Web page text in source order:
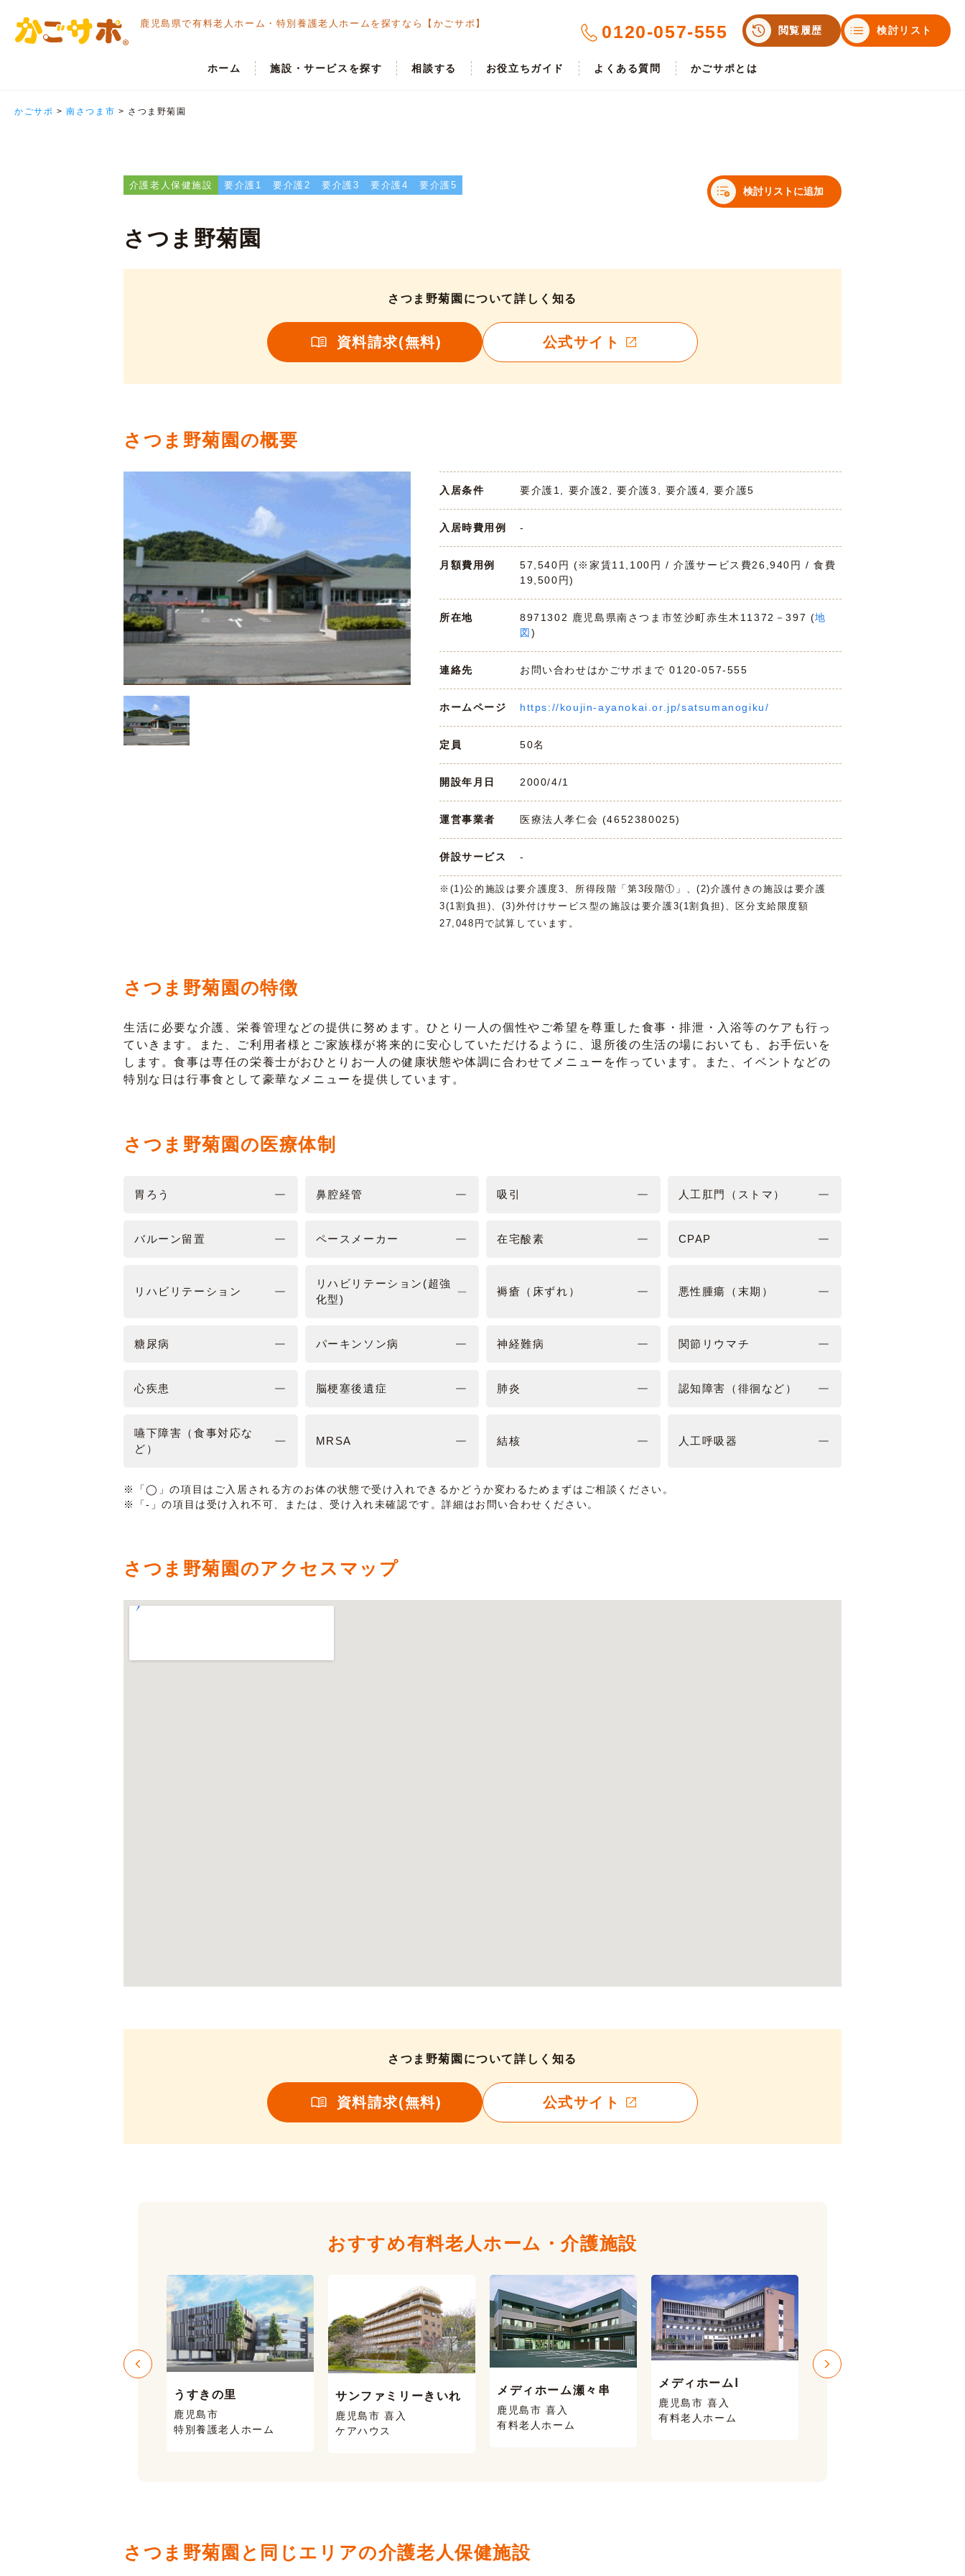
鹿児島県で有料老人ホーム・ 特別養護老人ホームを探すなら【かごサポ】 0120-057-555 閲覧履歴 検討リスト
ホーム 施設・サービスを探す 相談する お役立ちガイド よくある質問 かごサポとは
かごサポ >南さつま市 > さつま野菊園
介護老人保健施設 要介護1 要介護2 要介護3 要介護4 要介護5
検討リストに追加
さつま野菊園
さつま野菊園について詳しく知る
資料請求(無料) 公式サイト
さつま野菊園の概要
入居条件 要介護1, 要介護2, 要介護3, 要介護4, 要介護5
入居時費用例 -
月額費用例
57,540円 (※家賃11,100円 / 介護サービス費26,940円 / 食費
19,500円)
所在地 8971302 鹿児島県南さつま市笠沙町赤生木11372－397 (地
図 )
連絡先 お問い合わせはかごサポまで 0120-057-555
ホームページ https://koujin-ayanokai.or.jp/satsumanogiku/
定員 50名
開設年月日 2000/4/1
運営事業者 医療法人孝仁会 (4652380025)
併設サービス -
※(1)公的施設は要介護度3、所得段階「第3段階①」、(2)介護付きの施設は要介護
3(1割負担)、(3)外付けサービス型の施設は要介護3(1割負担)、区分支給限度額
27,048円で試算しています。
さつま野菊園の特徴
生活に必要な介護、栄養管理などの提供に努めます。ひとり一人の個性やご希望を尊重した食事・排泄・入浴等のケアも行っ
ていきます。また、ご利用者様とご家族様が将来的に安心していただけるように、退所後の生活の場においても、お手伝いを
します。食事は専任の栄養士がおひとりお一人の健康状態や体調に合わせてメニューを作っています。また、イベントなどの
特別な日は行事食として豪華なメニューを提供しています。
さつま野菊園の医療体制
胃ろう 鼻腔経管 吸引 人工肛門（ストマ）
バルーン留置 ペースメーカー 在宅酸素 CPAP
リハビリテーション
リハビリテーション(超強
化型)
褥瘡（床ずれ） 悪性腫瘍（末期）
糖尿病 パーキンソン病 神経難病 関節リウマチ
心疾患 脳梗塞後遺症 肺炎 認知障害（徘徊など）
嚥下障害（食事対応な
ど）
MRSA 結核 人工呼吸器
※「◯」の項目はご入居される方のお体の状態で受け入れできるかどうか変わるためまずはご相談ください。
※「-」の項目は受け入れ不可、または、受け入れ未確認です。詳細はお問い合わせください。
さつま野菊園のアクセスマップ
さつま野菊園について詳しく知る
資料請求(無料) 公式サイト
おすすめ有料老人ホーム・介護施設
うすきの里
鹿児島市
特別養護老人ホーム
サンファミリーきいれ
鹿児島市 喜入
ケアハウス
メディホーム瀬々串
鹿児島市 喜入
有料老人ホーム
メディホームⅠ
鹿児島市 喜入
有料老人ホーム
さつま野菊園と同じエリアの介護老人保健施設